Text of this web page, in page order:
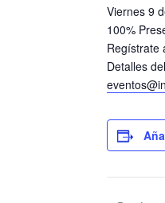
Viernes 9
100%
Regístrate
Detalles